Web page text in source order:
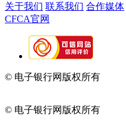
关于我们 联系我们 合作媒体
CFCA官网
© 电子银行网版权所有
© 电子银行网版权所有